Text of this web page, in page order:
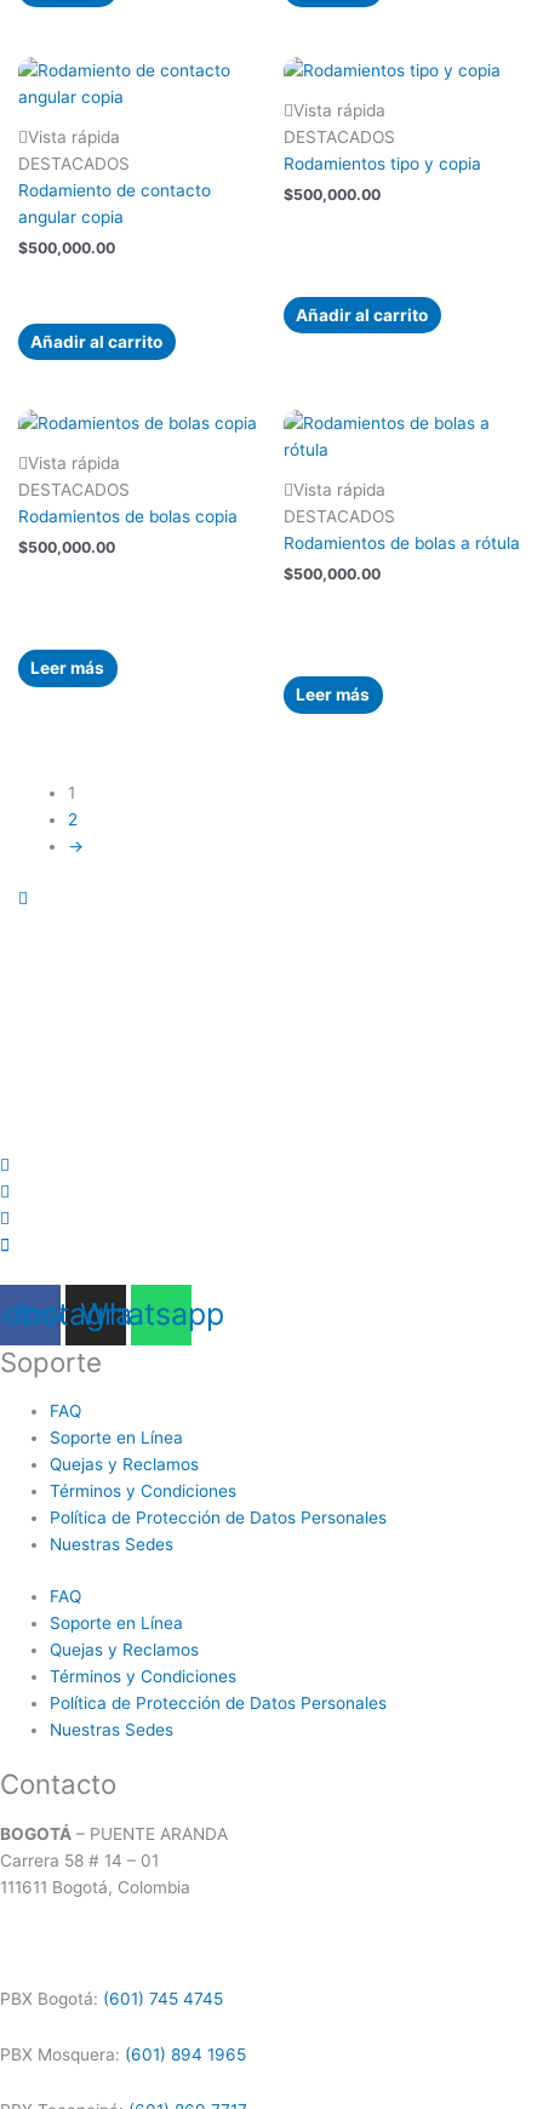
Vista rápida
DESTACADOS
Rodamiento de contacto
angular copia
$500,000.00
Añadir al carrito
Vista rápida
DESTACADOS
Rodamientos tipo y copia
$500,000.00
Añadir al carrito
Vista rápida
DESTACADOS
Rodamientos de bolas copia
$500,000.00
Leer más
Vista rápida
DESTACADOS
Rodamientos de bolas a rótula
$500,000.00
Leer más
1
2
→
Instagram
Whatsapp
Soporte
FAQ
Soporte en Línea
Quejas y Reclamos
Términos y Condiciones
Política de Protección de Datos Personales
Nuestras Sedes
FAQ
Soporte en Línea
Quejas y Reclamos
Términos y Condiciones
Política de Protección de Datos Personales
Nuestras Sedes
Contacto
BOGOTÁ – PUENTE ARANDA
Carrera 58 # 14 – 01
111611 Bogotá, Colombia
PBX Bogotá: (601) 745 4745
PBX Mosquera: (601) 894 1965